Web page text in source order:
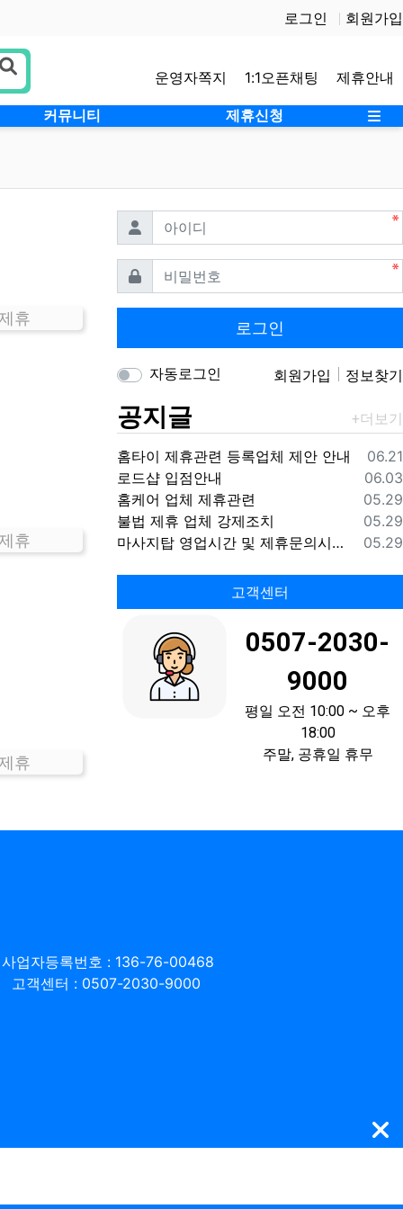
로그인 회원가입
운영자쪽지 1:1오픈채팅 제휴안내
커뮤니티 제휴신청 사
휴
휴
휴
아이디 필수
비밀번호필수
로그인
자동로그인 회원가입 정보찾기
공지글
등록
06.21
홈타이 제휴관련 등록업체 제안 안내
등록
06.03
로드샵 입점안내
등록
05.29
홈케어 업체 제휴관련
등록
05.29
불법 제휴 업체 강제조치
등록
05.29
마사지탑 영업시간 및 제휴문의시간 안내
고객센터
0507-2030-
9000
평일 오전 10:00 ~ 오후
18:00
주말, 공휴일 휴무
사업자등록번호 : 136-76-00468
고객센터 : 0507-2030-9000